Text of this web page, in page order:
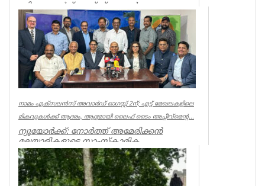
ബിനു ജോർജ് മെയ്ഡ്സ്റ്റോൺ:
മെയ്ഡ്സ്റ്റോൺ മലയാളി അസോസിയേഷൻ
ഇദംപ്രഥമമായി സംഘടിപ്പിക്കുന്ന ഓൾ
യുകെ വ...
Associations
നാമം എക്സലൻസ് അവാർഡ് ഓഗസ്റ്റ് 2ന്; എട്ട് മേഖലകളിലെ
മികവുകൾക്ക് ആദരം, ആദ്യമായി ലൈഫ് ടൈം അച്ചീവ്‌മെന്റ...
ന്യൂയോർക്ക്: നോർത്ത് അമേരിക്കൻ
മലയാളികളുടെ സാംസ്കാരിക
സംഘടനയായ നാമം (നോർത്ത്
അമേരിക്കൻ മലയാളീസ് ആൻഡ...
Associations